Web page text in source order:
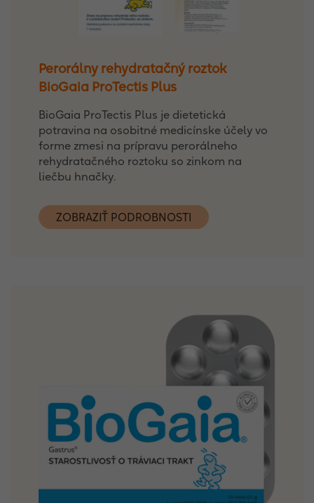
Perorálny rehydratačný roztok
BioGaia ProTectis Plus
BioGaia ProTectis Plus je dietetická
potravina na osobitné medicínske účely vo
forme zmesi na prípravu perorálneho
rehydratačného roztoku so zinkom na
liečbu hnačky.
ZOBRAZIŤ PODROBNOSTI